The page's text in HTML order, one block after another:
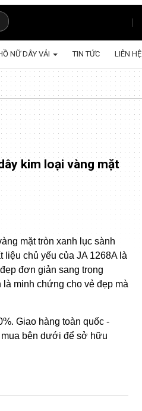
NỮ DÂY VẢI TIN TỨC LIÊN HỆ
kim loại vàng mặt
mặt tròn xanh lục sành
chủ yếu của JA 1268A là
đơn giản sang trọng
minh chứng cho vẻ đẹp mà
Giao hàng toàn quốc -
mua bên dưới để sở hữu